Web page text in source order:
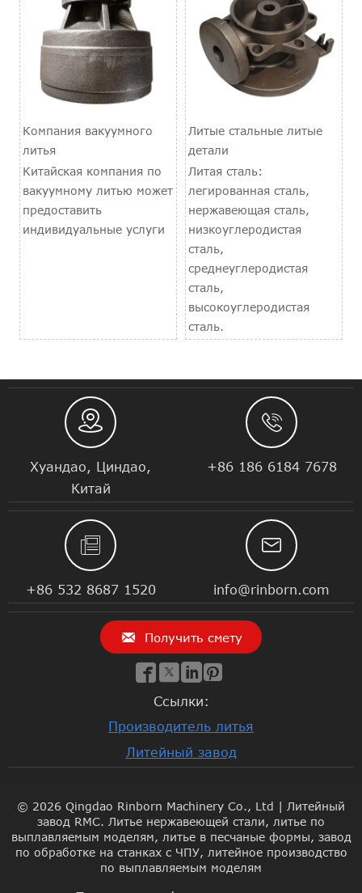
Компания вакуумного
литья
Китайская компания по
вакуумному литью может
предоставить
индивидуальные услуги
Литые стальные литые
детали
Литая сталь:
легированная сталь,
нержавеющая сталь,
низкоуглеродистая
сталь,
среднеуглеродистая
сталь,
высокоуглеродистая
сталь.

Хуандао, Циндао,
Китай

+86 186 6184 7678

+86 532 8687 1520

info@rinborn.com
 Получить смету
   
Ссылки:
Производитель литья
Литейный завод
© 2026 Qingdao Rinborn Machinery Co., Ltd | Литейный
завод RMC. Литье нержавеющей стали, литье по
выплавляемым моделям, литье в песчаные формы, завод
по обработке на станках с ЧПУ, литейное производство
по выплавляемым моделям